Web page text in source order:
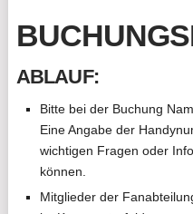
ABLAUF:
Bitte bei der Buchung
Eine Angabe der
wichtigen Fragen oder
können.
Mitglieder der